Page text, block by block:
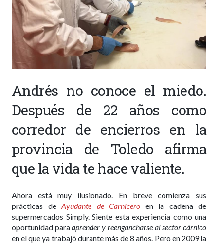
Andrés no conoce el miedo.
Después de 22 años como
corredor de encierros en la
provincia de Toledo afirma
que la vida te hace valiente.
Ahora está muy ilusionado. En breve comienza sus
prácticas de Ayudante de Carnicero en la cadena de
supermercados Simply. Siente esta experiencia como una
oportunidad paraaprender y reengancharse al sector cárnico
en el que ya trabajó durante más de 8 años. Pero en 2009 la